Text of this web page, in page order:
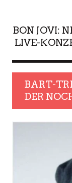
BON JOVI:
LIVE-
BART-
DER